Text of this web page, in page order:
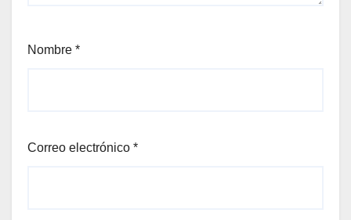
Nombre *
Correo electrónico *